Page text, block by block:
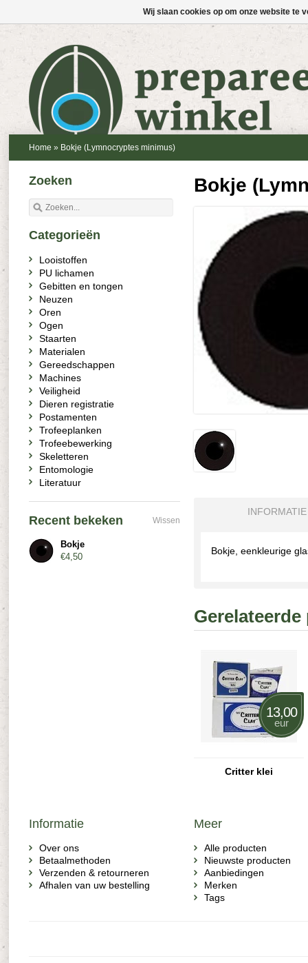
Home » Bokje (Lymnocryptes minimus)
Bokje
INFORMATIE
Bokje, eenkleurige
13,00
eur
Critter klei
Zoeken
Categorieën
Looistoffen
PU lichamen
Gebitten en tongen
Neuzen
Oren
Ogen
Staarten
Materialen
Gereedschappen
Machines
Veiligheid
Dieren registratie
Postamenten
Trofeeplanken
Trofeebewerking
Skeletteren
Entomologie
Literatuur
Recent bekeken Wissen
Bokje
€4,50
Informatie
Over ons
Betaalmethoden
Verzenden & retourneren
Afhalen van uw bestelling
Meer
Alle producten
Nieuwste producten
Aanbiedingen
Merken
Tags
Wij slaan cookies op om onze website te